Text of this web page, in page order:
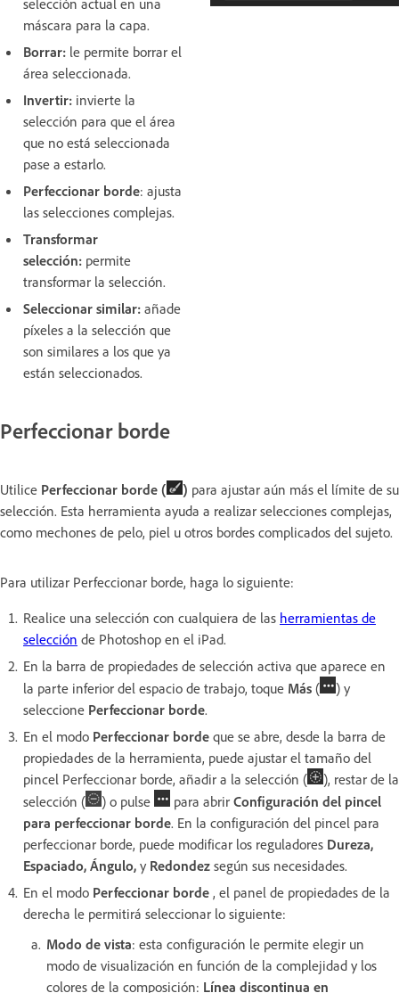
máscara para la capa.
Borrar: le permite borrar el
área seleccionada.
Invertir: invierte la
selección para que el área
que no está seleccionada
pase a estarlo.
Perfeccionar borde: ajusta
las selecciones complejas.
Transformar
selección: permite
transformar la selección.
Seleccionar similar: añade
píxeles a la selección que
son similares a los que ya
están seleccionados.
Perfeccionar borde
Utilice Perfeccionar borde ( ) para ajustar aún más el límite de su
selección. Esta herramienta ayuda a realizar selecciones complejas,
como mechones de pelo, piel u otros bordes complicados del sujeto.
Para utilizar Perfeccionar borde, haga lo siguiente:
Realice una selección con cualquiera de las herramientas de
selección de Photoshop en el iPad.
En la barra de propiedades de selección activa que aparece en
la parte inferior del espacio de trabajo, toque Más (
) y
seleccione Perfeccionar borde.
En el modo Perfeccionar borde que se abre, desde la barra de
propiedades de la herramienta, puede ajustar el tamaño del
pincel Perfeccionar borde, añadir a la selección (
), restar de la
selección (
) o pulse para abrir Configuración del pincel
para perfeccionar borde. En la configuración del pincel para
perfeccionar borde, puede modificar los reguladores Dureza,
Espaciado, Ángulo, y Redondez según sus necesidades.
En el modo Perfeccionar borde , el panel de propiedades de la
derecha le permitirá seleccionar lo siguiente:
Modo de vista: esta configuración le permite elegir un
modo de visualización en función de la complejidad y los
colores de la composición: Línea discontinua en